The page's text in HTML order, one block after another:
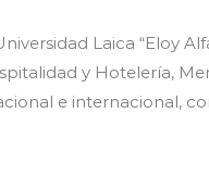
Laica “Eloy
y Hotelería,
e internacional,